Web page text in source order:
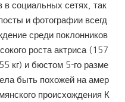
в социальных сетях, так
и фотографии всегд
среди поклонников
роста актриса (157
кг) и бюстом 5-го разме
быть похожей на амер
происхождения К